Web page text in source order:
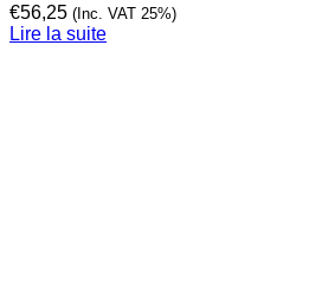
€56,25 (Inc. VAT 25%)
Lire la suite